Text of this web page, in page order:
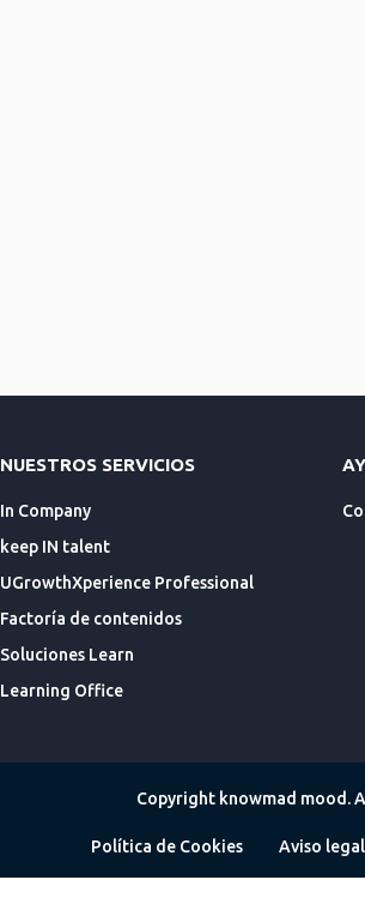
NUESTROS SERVICIOS
In Company
keep IN talent
UGrowthXperience Professional
Factoría de contenidos
Soluciones Learn
Learning Office
Copyright knowmad mood.
Política de Cookies Aviso